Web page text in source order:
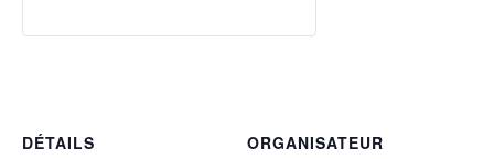
DÉTAILS
ORGANISATEUR